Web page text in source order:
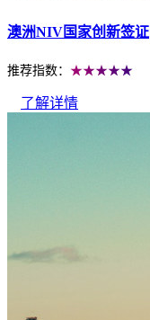
澳洲NIV国家创新签证
推荐指数： ★★★★★
了解详情